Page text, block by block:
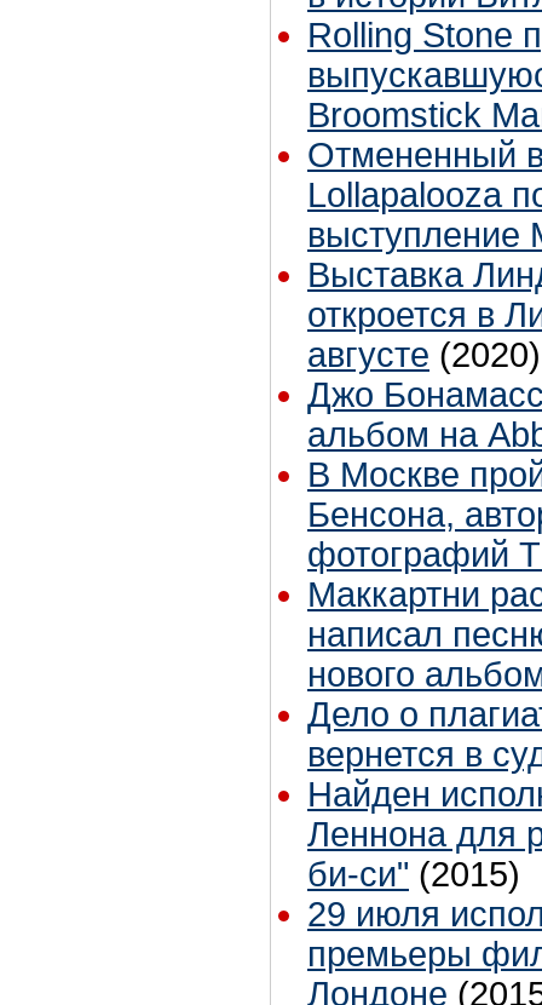
Rolling Stone
Broomstick
Отмененный
Lollapalooza
выступление
Выставка
откроется в
августе (2020)
Джо
альбом на
В Москве
Бенсона,
фотографий
Маккартни
написал
нового
Дело о
вернется в
Найден
Леннона для
би-си" (2015)
29 июля
премьеры
Лондоне